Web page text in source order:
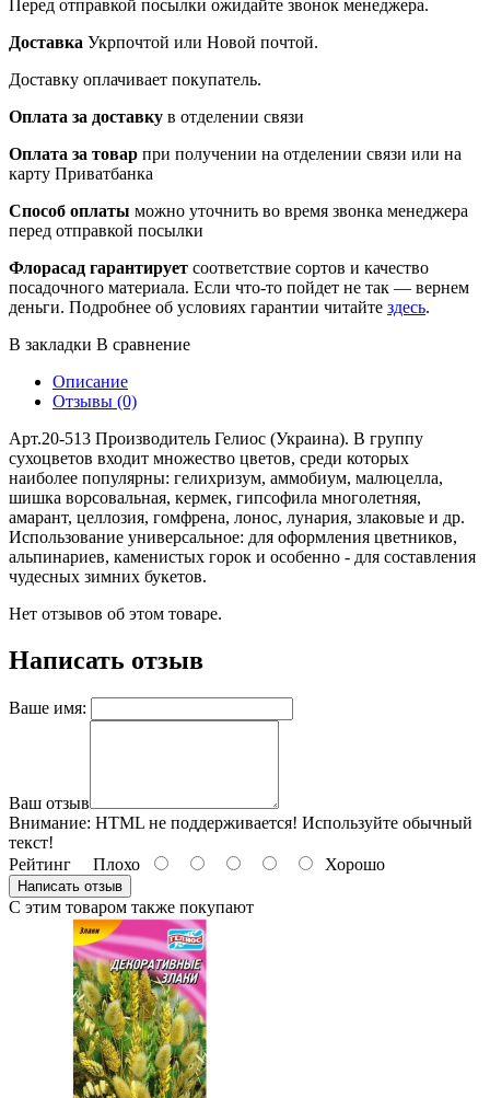
Перед отправкой посылки ожидайте звонок менеджера.
Доставка Укрпочтой или Новой почтой.
Доставку оплачивает покупатель.
Оплата за доставку в отделении связи
Оплата за товар при получении на отделении связи или на
карту Приватбанка
Способ оплаты можно уточнить во время звонка менеджера
перед отправкой посылки
Флорасад гарантирует соответствие сортов и качество
посадочного материала. Если что-то пойдет не так — вернем
деньги. Подробнее об условиях гарантии читайте здесь.
В закладки В сравнение
Описание
Отзывы (0)
Арт.20-513 Производитель Гелиос (Украина). В группу
сухоцветов входит множество цветов, среди которых
наиболее популярны: гелихризум, аммобиум, малюцелла,
шишка ворсовальная, кермек, гипсофила многолетняя,
амарант, целлозия, гомфрена, лонос, лунария, злаковые и др.
Использование универсальное: для оформления цветников,
альпинариев, каменистых горок и особенно - для составления
чудесных зимних букетов.
Нет отзывов об этом товаре.
Написать отзыв
Ваше имя:
Ваш отзыв
Внимание: HTML не поддерживается! Используйте обычный
текст!
Рейтинг Плохо Хорошо
Написать отзыв
С этим товаром также покупают